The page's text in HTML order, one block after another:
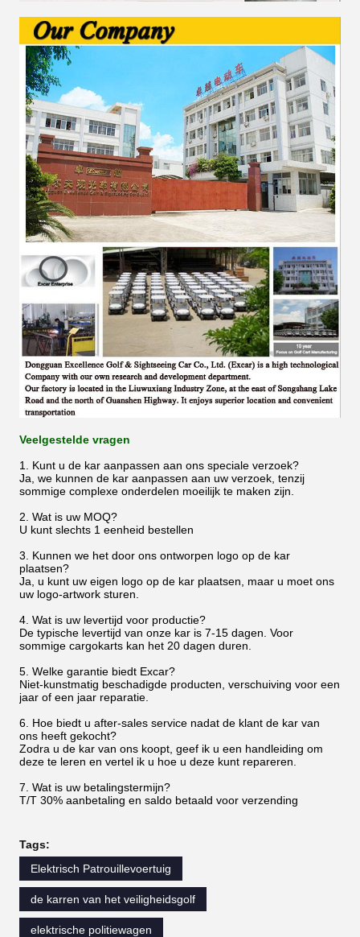
Veelgestelde vragen
1. Kunt u de kar aanpassen aan ons speciale verzoek?
Ja, we kunnen de kar aanpassen aan uw verzoek, tenzij
sommige complexe onderdelen moeilijk te maken zijn.
2. Wat is uw MOQ?
U kunt slechts 1 eenheid bestellen
3. Kunnen we het door ons ontworpen logo op de kar
plaatsen?
Ja, u kunt uw eigen logo op de kar plaatsen, maar u moet ons
uw logo-artwork sturen.
4. Wat is uw levertijd voor productie?
De typische levertijd van onze kar is 7-15 dagen. Voor
sommige cargokarts kan het 20 dagen duren.
5. Welke garantie biedt Excar?
Niet-kunstmatig beschadigde producten, verschuiving voor een
jaar of een jaar reparatie.
6. Hoe biedt u after-sales service nadat de klant de kar van
ons heeft gekocht?
Zodra u de kar van ons koopt, geef ik u een handleiding om
deze te leren en vertel ik u hoe u deze kunt repareren.
7. Wat is uw betalingstermijn?
T/T 30% aanbetaling en saldo betaald voor verzending
Tags:
Elektrisch Patrouillevoertuig
de karren van het veiligheidsgolf
elektrische politiewagen